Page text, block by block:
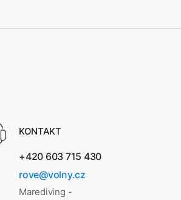
KONTAKT
+420 603 715 430
rove@volny.cz
Marediving -